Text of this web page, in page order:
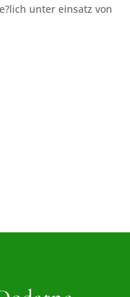
unter einsatz von